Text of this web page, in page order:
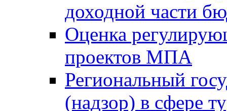
доходной части
Оценка
проектов МПА
Региональный
(надзор) в сфере